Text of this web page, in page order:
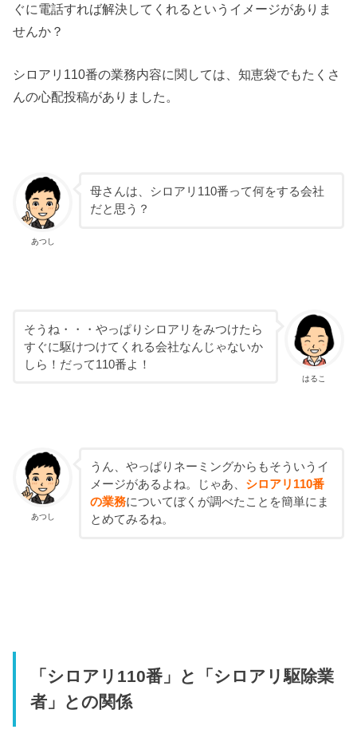
ぐに電話すれば解決してくれるというイメージがありま
せんか？
シロアリ110番の業務内容に関しては、知恵袋でもたくさ
んの心配投稿がありました。
あつし
母さんは、シロアリ110番って何をする会社
だと思う？
はるこ
そうね・・・やっぱりシロアリをみつけたら
すぐに駆けつけてくれる会社なんじゃないか
しら！だって110番よ！
あつし
うん、やっぱりネーミングからもそういうイ
メージがあるよね。じゃあ、 シロアリ110番
の業務についてぼくが調べたことを簡単にま
とめてみるね。
「シロアリ110番」と「シロアリ駆除業
者」との関係